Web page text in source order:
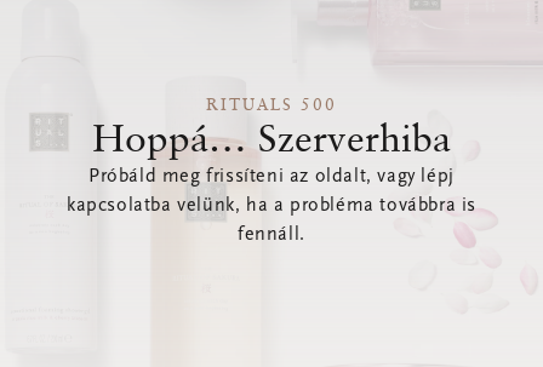
RITUALS 500
Hoppá… Szerverhiba
Próbáld meg frissíteni az oldalt, vagy lépj
kapcsolatba velünk, ha a probléma továbbra is
fennáll.